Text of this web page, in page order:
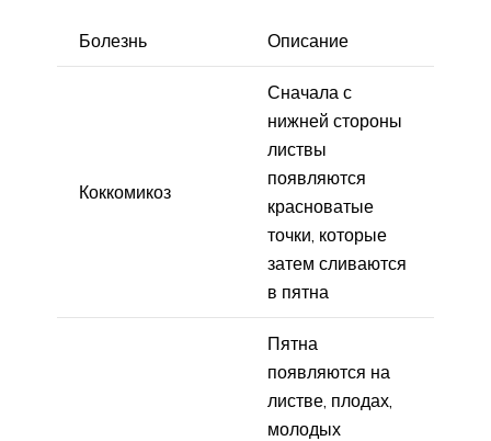
Болезнь Описание
Коккомикоз
Сначала с
нижней стороны
листвы
появляются
красноватые
точки, которые
затем сливаются
в пятна
Пятна
появляются на
листве, плодах,
молодых